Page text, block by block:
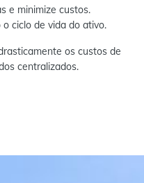
e minimize custos.
ciclo de vida do ativo.
os custos de
centralizados.